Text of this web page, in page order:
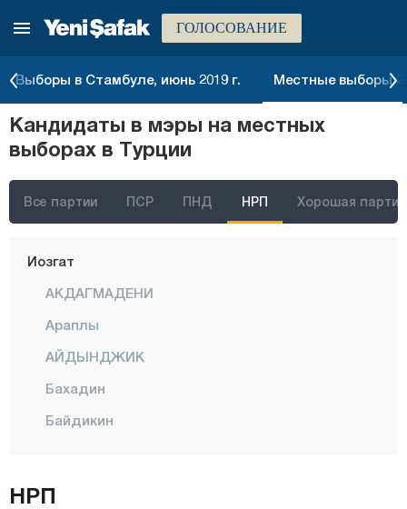
ГОЛОСОВАНИЕ
Выборы в Стамбуле, июнь 2019 г. Местные выборы
Кандидаты в мэры на местных
выборах в Турции
Все партии ПСР ПНД НРП Хорошая партия
Текирдаг
Тунджели
Ушак
Ялова
Йозгат
АКДАГМАДЕНИ
Араплы
АЙДЫНДЖИК
Бахадин
Байдикин
НРП